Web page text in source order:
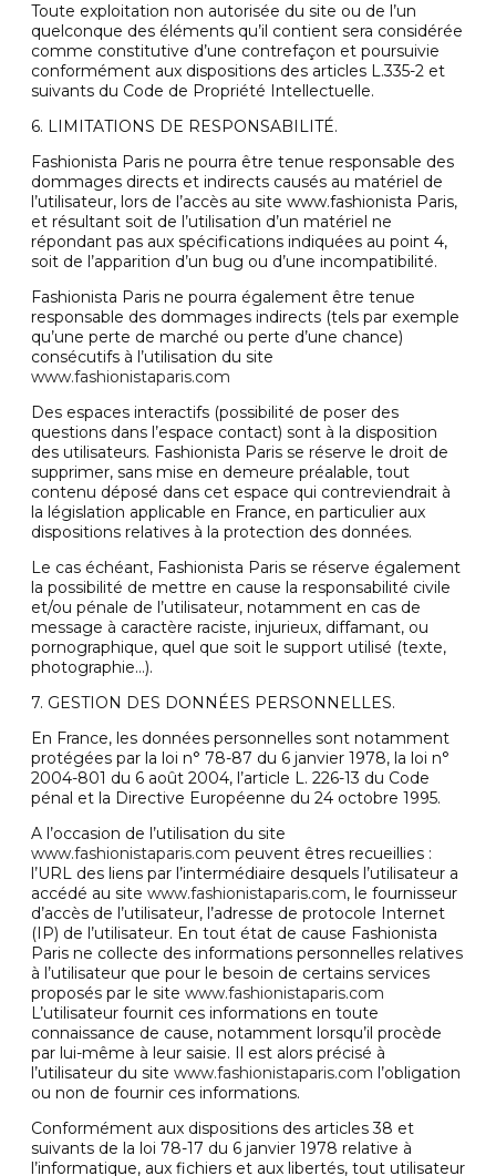
Toute exploitation non autorisée du site ou de l’un
quelconque des éléments qu’il contient sera considérée
comme constitutive d’une contrefaçon et poursuivie
conformément aux dispositions des articles L.335-2 et
suivants du Code de Propriété Intellectuelle.
6. LIMITATIONS DE RESPONSABILITÉ.
Fashionista Paris ne pourra être tenue responsable des
dommages directs et indirects causés au matériel de
l’utilisateur, lors de l’accès au site www.fashionista Paris,
et résultant soit de l’utilisation d’un matériel ne
répondant pas aux spécifications indiquées au point 4,
soit de l’apparition d’un bug ou d’une incompatibilité.
Fashionista Paris ne pourra également être tenue
responsable des dommages indirects (tels par exemple
qu’une perte de marché ou perte d’une chance)
consécutifs à l’utilisation du site
www.fashionistaparis.com
Des espaces interactifs (possibilité de poser des
questions dans l’espace contact) sont à la disposition
des utilisateurs. Fashionista Paris se réserve le droit de
supprimer, sans mise en demeure préalable, tout
contenu déposé dans cet espace qui contreviendrait à
la législation applicable en France, en particulier aux
dispositions relatives à la protection des données.
Le cas échéant, Fashionista Paris se réserve également
la possibilité de mettre en cause la responsabilité civile
et/ou pénale de l’utilisateur, notamment en cas de
message à caractère raciste, injurieux, diffamant, ou
pornographique, quel que soit le support utilisé (texte,
photographie…).
7. GESTION DES DONNÉES PERSONNELLES.
En France, les données personnelles sont notamment
protégées par la loi n° 78-87 du 6 janvier 1978, la loi n°
2004-801 du 6 août 2004, l’article L. 226-13 du Code
pénal et la Directive Européenne du 24 octobre 1995.
A l’occasion de l’utilisation du site
www.fashionistaparis.com peuvent êtres recueillies :
l’URL des liens par l’intermédiaire desquels l’utilisateur a
accédé au site www.fashionistaparis.com, le fournisseur
d’accès de l’utilisateur, l’adresse de protocole Internet
(IP) de l’utilisateur. En tout état de cause Fashionista
Paris ne collecte des informations personnelles relatives
à l’utilisateur que pour le besoin de certains services
proposés par le site www.fashionistaparis.com
L’utilisateur fournit ces informations en toute
connaissance de cause, notamment lorsqu’il procède
par lui-même à leur saisie. Il est alors précisé à
l’utilisateur du site www.fashionistaparis.com l’obligation
ou non de fournir ces informations.
Conformément aux dispositions des articles 38 et
suivants de la loi 78-17 du 6 janvier 1978 relative à
l’informatique, aux fichiers et aux libertés, tout utilisateur